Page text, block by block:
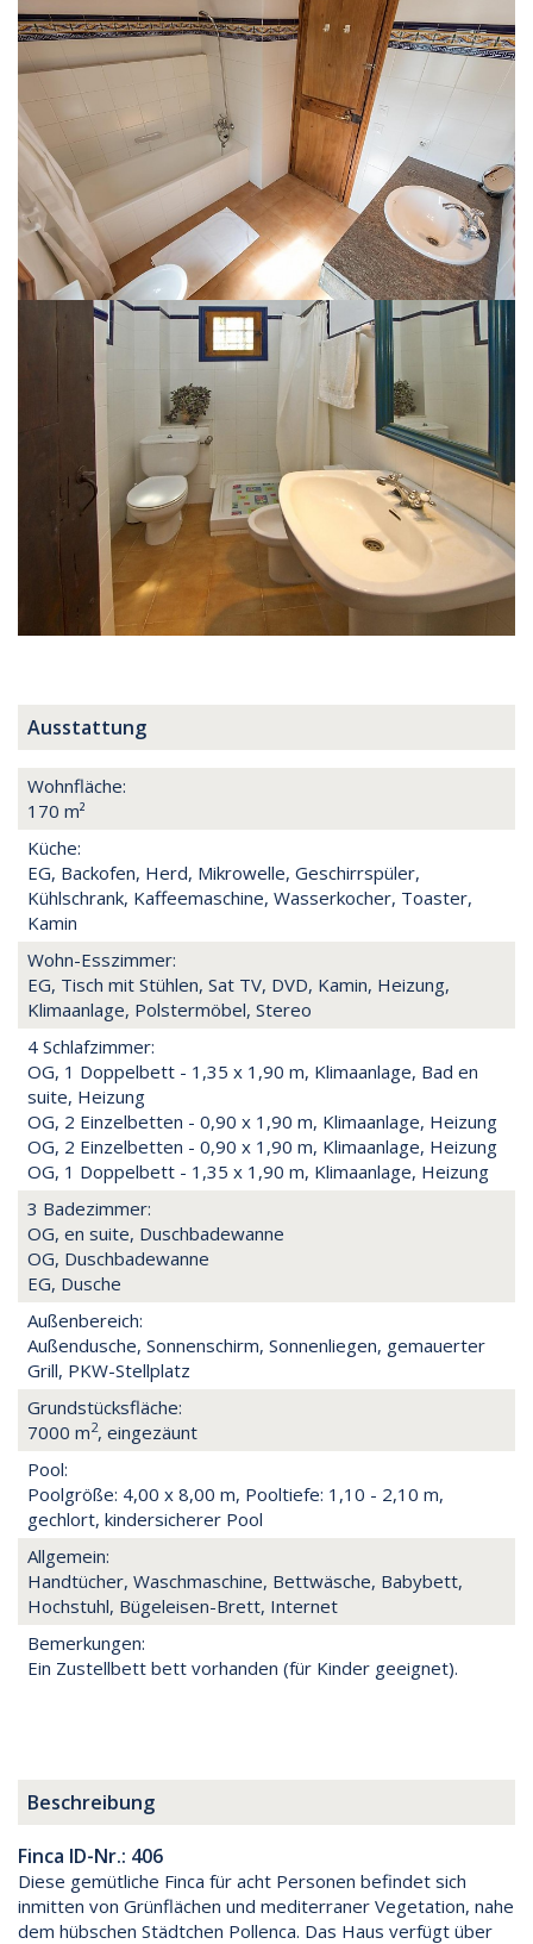
Ausstattung
Wohnfläche:
170 m²
Küche:
EG, Backofen, Herd, Mikrowelle, Geschirrspüler,
Kühlschrank, Kaffeemaschine, Wasserkocher, Toaster,
Kamin
Wohn-Esszimmer:
EG, Tisch mit Stühlen, Sat TV, DVD, Kamin, Heizung,
Klimaanlage, Polstermöbel, Stereo
4 Schlafzimmer:
OG, 1 Doppelbett - 1,35 x 1,90 m, Klimaanlage, Bad en
suite, Heizung
OG, 2 Einzelbetten - 0,90 x 1,90 m, Klimaanlage, Heizung
OG, 2 Einzelbetten - 0,90 x 1,90 m, Klimaanlage, Heizung
OG, 1 Doppelbett - 1,35 x 1,90 m, Klimaanlage, Heizung
3 Badezimmer:
OG, en suite, Duschbadewanne
OG, Duschbadewanne
EG, Dusche
Außenbereich:
Außendusche, Sonnenschirm, Sonnenliegen, gemauerter
Grill, PKW-Stellplatz
Grundstücksfläche:
7000 m2, eingezäunt
Pool:
Poolgröße: 4,00 x 8,00 m, Pooltiefe: 1,10 - 2,10 m,
gechlort, kindersicherer Pool
Allgemein:
Handtücher, Waschmaschine, Bettwäsche, Babybett,
Hochstuhl, Bügeleisen-Brett, Internet
Bemerkungen:
Ein Zustellbett bett vorhanden (für Kinder geeignet).
Beschreibung
Finca ID-Nr.: 406
Diese gemütliche Finca für acht Personen befindet sich
inmitten von Grünflächen und mediterraner Vegetation, nahe
dem hübschen Städtchen Pollenca. Das Haus verfügt über